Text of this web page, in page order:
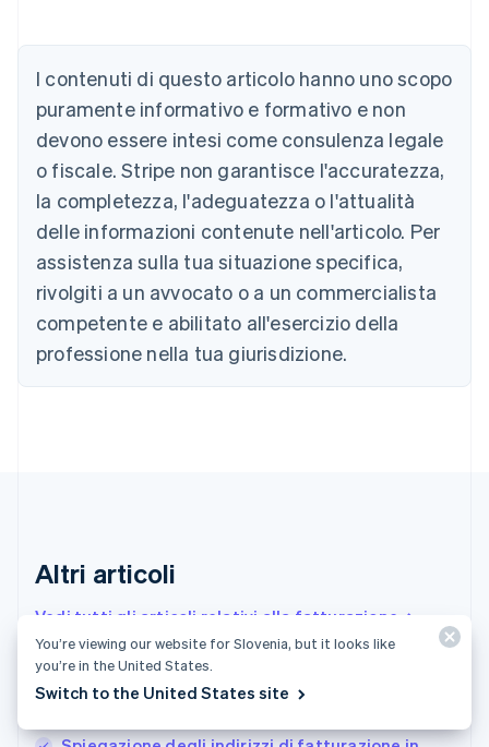
I contenuti di questo articolo hanno uno scopo
puramente informativo e formativo e non
devono essere intesi come consulenza legale
o fiscale. Stripe non garantisce l'accuratezza,
la completezza, l'adeguatezza o l'attualità
delle informazioni contenute nell'articolo. Per
assistenza sulla tua situazione specifica,
rivolgiti a un avvocato o a un commercialista
competente e abilitato all'esercizio della
professione nella tua giurisdizione.
Altri articoli
Vedi tutti gli articoli relativi alla fatturazione
Fatture qualificate in Giappone: vantaggi,
English
Austria
Deutsch English
Belgio
NederlandsFrançaisDeutschEnglish
PortuguêsEnglish
Bulgaria
English
Canada
English Français
Cina continentale
Cipro
English
EnglishSvenska
Germania
DeutschEnglish
Giappone
Gibilterra
You’re viewing our website for Slovenia, but it looks like
you’re in the United States.
Switch to the United States site